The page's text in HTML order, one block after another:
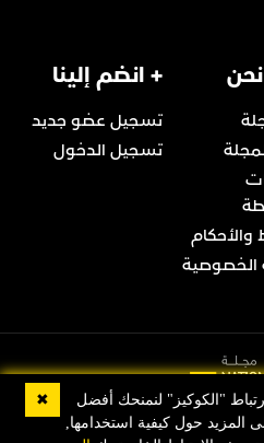
+ انضم إلينا
تسجيل عضو جديد
تسجيل الدخول
✖
"الكوكيز" لنمنحك أفضل
حول كيفية استخدامها,